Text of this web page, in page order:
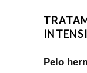
Pelo